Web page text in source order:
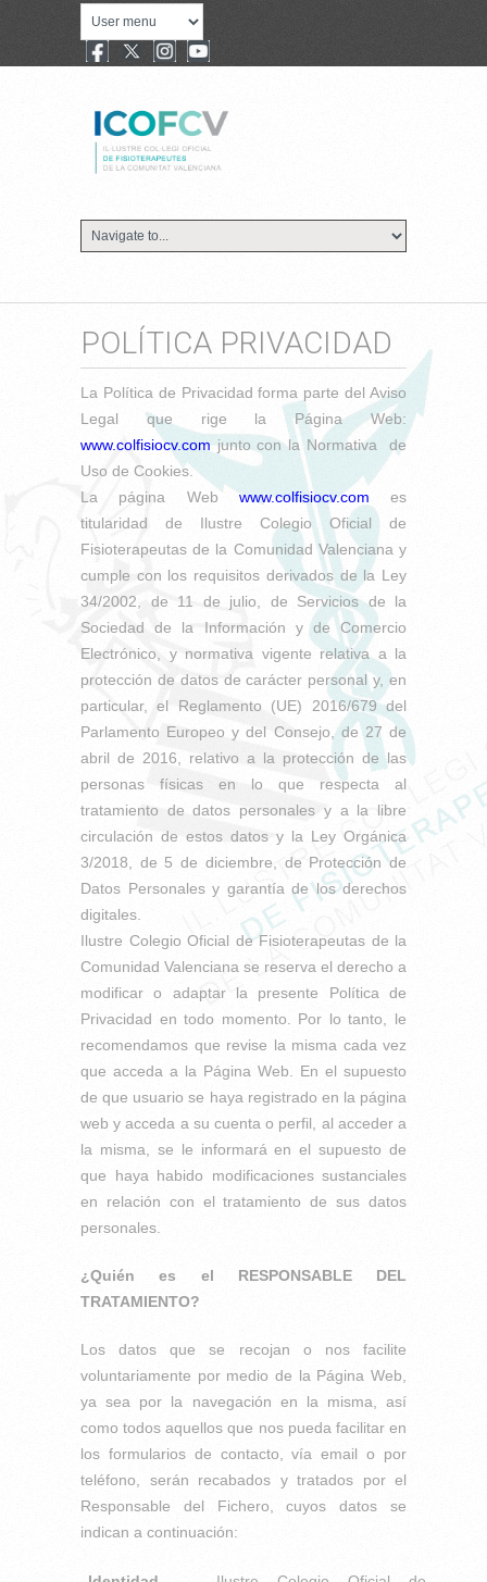
POLÍTICA PRIVACIDAD
La Política de Privacidad forma parte del Aviso
Legal que rige la Página Web:
www.colfisiocv.comjunto con la Normativa de
Uso de Cookies.
La página Webwww.colfisiocv.com es
titularidad de Ilustre Colegio Oficial de
Fisioterapeutas de la Comunidad Valenciana y
cumple con los requisitos derivados de la Ley
34/2002, de 11 de julio, de Servicios de la
Sociedad de la Información y de Comercio
Electrónico, y normativa vigente relativa a la
protección de datos de carácter personal y, en
particular, el Reglamento (UE) 2016/679 del
Parlamento Europeo y del Consejo, de 27 de
abril de 2016, relativo a la protección de las
personas físicas en lo que respecta al
tratamiento de datos personales y a la libre
circulación de estos datos y la Ley Orgánica
3/2018, de 5 de diciembre, de Protección de
Datos Personales y garantía de los derechos
digitales.
Ilustre Colegio Oficial de Fisioterapeutas de la
Comunidad Valenciana se reserva el derecho a
modificar o adaptar la presente Política de
Privacidad en todo momento. Por lo tanto, le
recomendamos que revise la misma cada vez
que acceda a la Página Web. En el supuesto
de que usuario se haya registrado en la página
web y acceda a su cuenta o perfil, al acceder a
la misma, se le informará en el supuesto de
que haya habido modificaciones sustanciales
en relación con el tratamiento de sus datos
personales.
¿Quién es el RESPONSABLE DEL
TRATAMIENTO?
Los datos que se recojan o nos facilite
voluntariamente por medio de la Página Web,
ya sea por la navegación en la misma, así
como todos aquellos que nos pueda facilitar en
los formularios de contacto, vía email o por
teléfono, serán recabados y tratados por el
Responsable del Fichero, cuyos datos se
indican a continuación: